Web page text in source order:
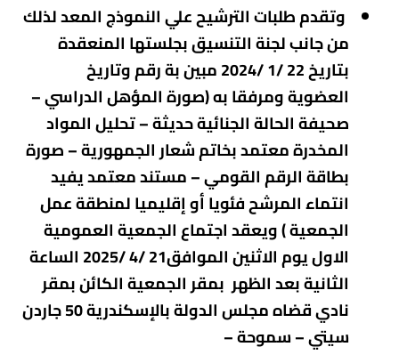
وتقدم طلبات الترشيح علي النموذج المعد لذلك
من جانب لجنة التنسيق بجلستها المنعقدة
بتاريخ 22 /1 /2024 مبين بة رقم وتاريخ
العضوية ومرفقا به (صورة المؤهل الدراسي –
صحيفة الحالة الجنائية حديثة – تحليل المواد
المخدرة معتمد بخاتم شعار الجمهورية – صورة
بطاقة الرقم القومي – مستند معتمد يفيد
انتماء المرشح فئويا أو إقليميا لمنطقة عمل
الجمعية ) ويعقد اجتماع الجمعية العمومية
الاول يوم الاثنين الموافق21 /4 /2025 الساعة
الثانية بعد الظهر بمقر الجمعية الكائن بمقر
نادي قضاه مجلس الدولة بالإسكندرية 50 جاردن
سيتي – سموحة –